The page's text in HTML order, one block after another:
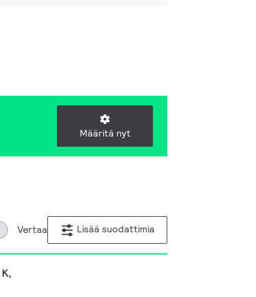
Määritä nyt
Vertaa Lisää suodattimia